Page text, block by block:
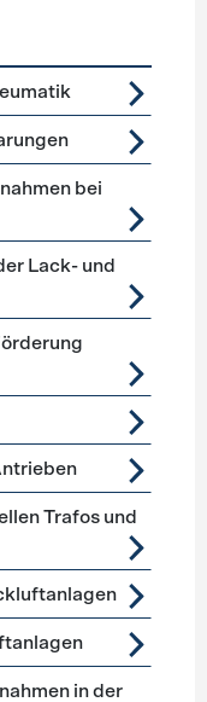
bei
Lack- und
Trafos und
in der